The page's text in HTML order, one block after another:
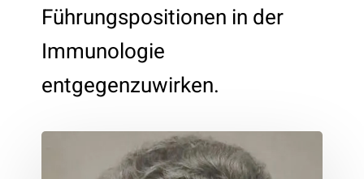
Führungspositionen in der
Immunologie
entgegenzuwirken.